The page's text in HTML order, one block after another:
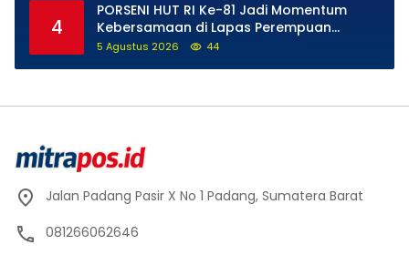
4
PORSENI HUT RI Ke-81 Jadi Momentum
Kebersamaan di Lapas Perempuan
Padang
5 Agustus 2026 44
Jalan Padang Pasir X No 1 Padang, Sumatera Barat
081266062646